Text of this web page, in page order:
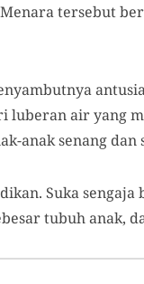
tersebut
air yang
anak senang
Suka
tubuh anak,